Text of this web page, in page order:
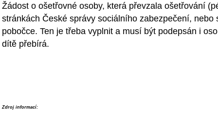
Žádost o ošetřovné osoby, která převzala ošetřování
stránkách České správy sociálního zabezpečení,
pobočce. Ten je třeba vyplnit a musí být podepsán i
dítě přebírá.
Zdroj informací: